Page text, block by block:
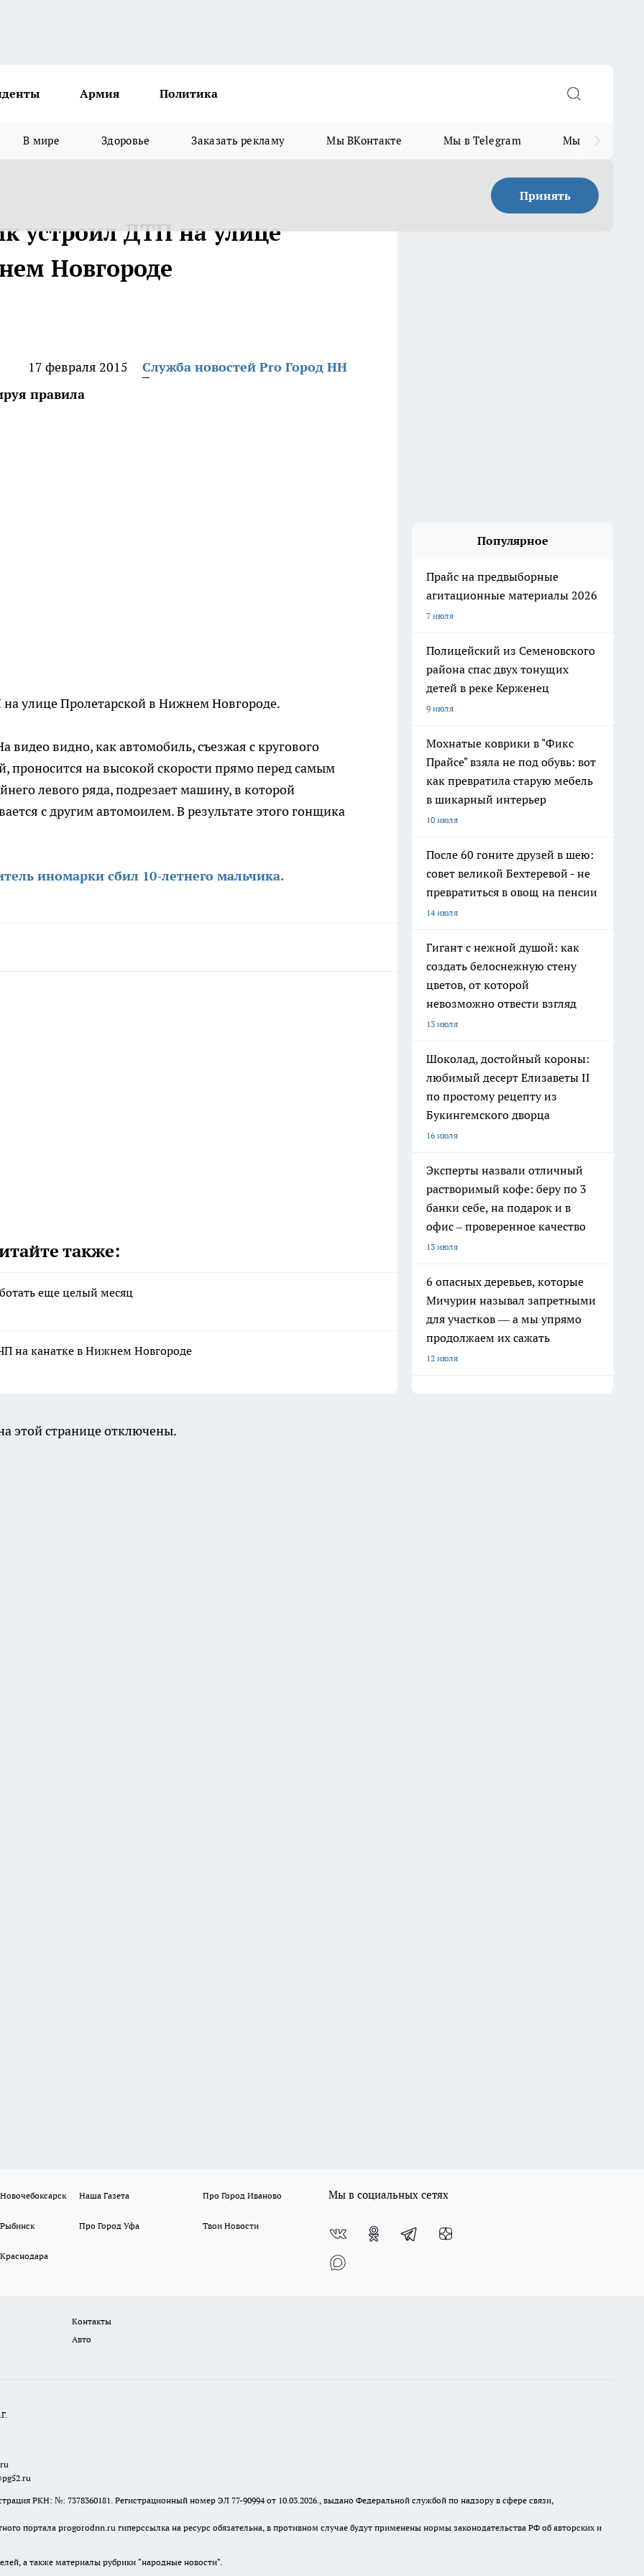
Армия Политика
В мире Здоровье Заказать рекламу Мы ВКонтакте Мы в Telegram Мы в MAX
Принять
устроил ДТП на улице
Новгороде
17 февраля 2015
Служба новостей Pro Город НН
правила
улице Пролетарской в Нижнем Новгороде.
видно, как автомобиль, съезжая с кругового
проносится на высокой скорости прямо перед самым
левого ряда, подрезает машину, в которой
с другим автомоилем. В результате этого гонщика
иномарки сбил 10-летнего мальчика.
также:
еще целый месяц
на канатке в Нижнем Новгороде
Популярное
Прайс на предвыборные
агитационные материалы 2026
7 июля
Полицейский из Семеновского
района спас двух тонущих
детей в реке Керженец
9 июля
Мохнатые коврики в "Фикс
Прайсе" взяла не под обувь: вот
как превратила старую мебель
в шикарный интерьер
10 июля
После 60 гоните друзей в шею:
совет великой Бехтеревой - не
превратиться в овощ на пенсии
14 июля
Гигант с нежной душой: как
создать белоснежную стену
цветов, от которой
невозможно отвести взгляд
13 июля
Шоколад, достойный короны:
любимый десерт Елизаветы II
по простому рецепту из
Букингемского дворца
16 июля
Эксперты назвали отличный
растворимый кофе: беру по 3
банки себе, на подарок и в
офис – проверенное качество
13 июля
6 опасных деревьев, которые
Мичурин называл запретными
для участков — а мы упрямо
продолжаем их сажать
12 июля
этой странице отключены.
Наша Газета Про Город Иваново
Про Город Уфа Твои Новости
Мы в социальных сетях
Контакты
Авто
РКН: №: 7378360181. Регистрационный номер ЭЛ 77-90994 от 10.03.2026., выдано Федеральной службой по надзору в сфере связи,
портала progorodnn.ru гиперссылка на ресурс обязательна, в противном случае будут применены нормы законодательства РФ об авторских и
а также материалы рубрики "народные новости".